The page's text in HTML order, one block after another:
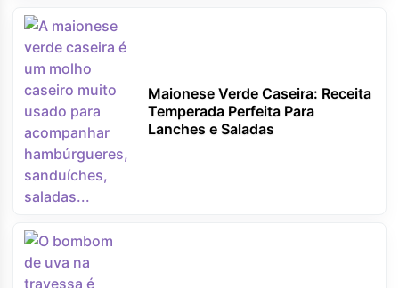
Maionese Verde Caseira: Receita
Temperada Perfeita Para
Lanches e Saladas